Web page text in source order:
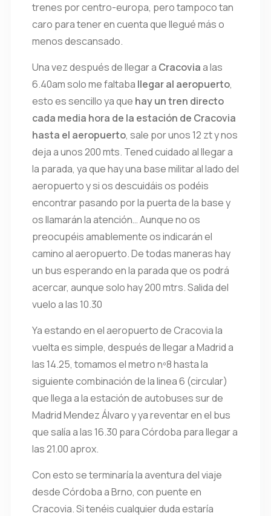
trenes por centro-europa, pero tampoco tan
caro para tener en cuenta que llegué más o
menos descansado.
Una vez después de llegar a Cracoviaa las
6.40am solo me faltaba llegar al aeropuerto,
esto es sencillo ya que hay un tren directo
cada media hora de la estación de Cracovia
hasta el aeropuerto, sale por unos 12 zt y nos
deja a unos 200 mts. Tened cuidado al llegar a
la parada, ya que hay una base militar al lado del
aeropuerto y si os descuidáis os podéis
encontrar pasando por la puerta de la base y
os llamarán la atención… Aunque no os
preocupéis amablemente os indicarán el
camino al aeropuerto. De todas maneras hay
un bus esperando en la parada que os podrá
acercar, aunque solo hay 200 mtrs. Salida del
vuelo a las 10.30
Ya estando en el aeropuerto de Cracovia la
vuelta es simple, después de llegar a Madrid a
las 14.25, tomamos el metro nº8 hasta la
siguiente combinación de la linea 6 (circular)
que llega a la estación de autobuses sur de
Madrid Mendez Álvaro y ya reventar en el bus
que salía a las 16.30 para Córdoba para llegar a
las 21.00 aprox.
Con esto se terminaría la aventura del viaje
desde Córdoba a Brno, con puente en
Cracovia. Si tenéis cualquier duda estaría